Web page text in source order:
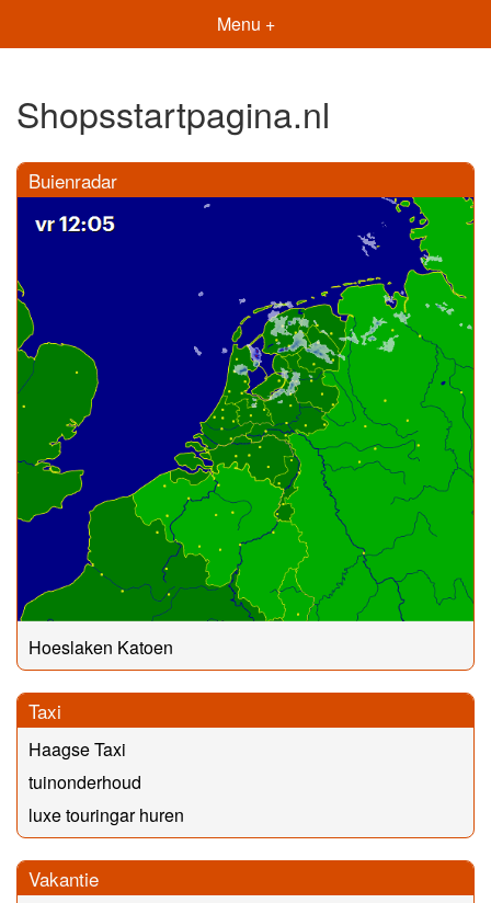
Menu +
Shopsstartpagina.nl
Buienradar
Hoeslaken Katoen
Taxi
Haagse Taxi
tuinonderhoud
luxe touringar huren
Vakantie